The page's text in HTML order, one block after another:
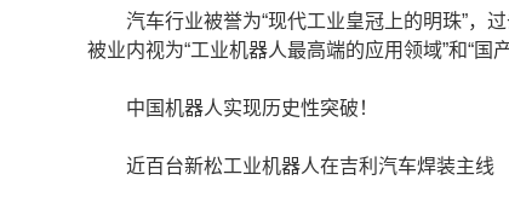
汽车行业被誉为“‌现代工业皇冠上的明珠‌”，过
被业内视为“工业机器人最高端的应用领域”和“国
中国机器人实现历史性突破！
近百台新松工业机器人在吉利汽车焊装主线